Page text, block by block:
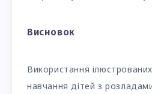
Висновок
Використання
навчання дітей з